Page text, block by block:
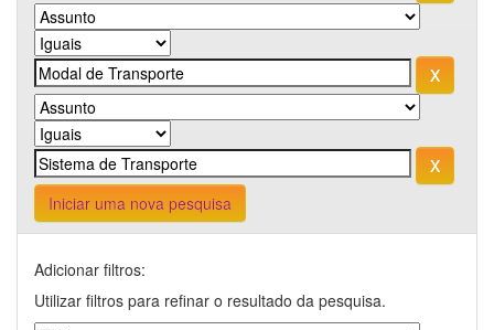
Iniciar uma nova pesquisa
Adicionar filtros:
Utilizar filtros para refinar o resultado da pesquisa.